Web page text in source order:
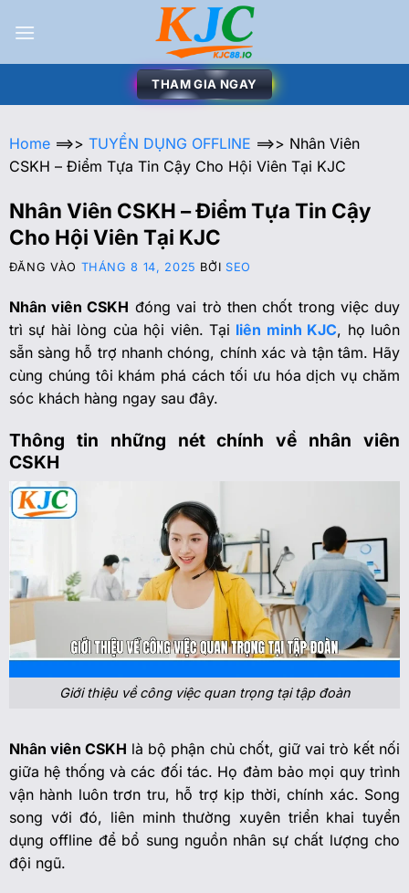
THAM GIA NGAY
Home==>> TUYỂN DỤNG OFFLINE ==>> Nhân Viên
CSKH – Điểm Tựa Tin Cậy Cho Hội Viên Tại KJC
Nhân Viên CSKH – Điểm Tựa Tin Cậy
Cho Hội Viên Tại KJC
ĐĂNG VÀO THÁNG 8 14, 2025 BỞI SEO
Nhân viên CSKH đóng vai trò then chốt trong việc duy
trì sự hài lòng của hội viên. Tại liên minh KJC, họ luôn
sẵn sàng hỗ trợ nhanh chóng, chính xác và tận tâm. Hãy
cùng chúng tôi khám phá cách tối ưu hóa dịch vụ chăm
sóc khách hàng ngay sau đây.
Thông tin những nét chính về nhân viên
CSKH
Giới thiệu về công việc quan trọng tại tập đoàn
Nhân viên CSKH là bộ phận chủ chốt, giữ vai trò kết nối
giữa hệ thống và các đối tác. Họ đảm bảo mọi quy trình
vận hành luôn trơn tru, hỗ trợ kịp thời, chính xác. Song
song với đó, liên minh thường xuyên triển khai tuyển
dụng offline để bổ sung nguồn nhân sự chất lượng cho
đội ngũ.